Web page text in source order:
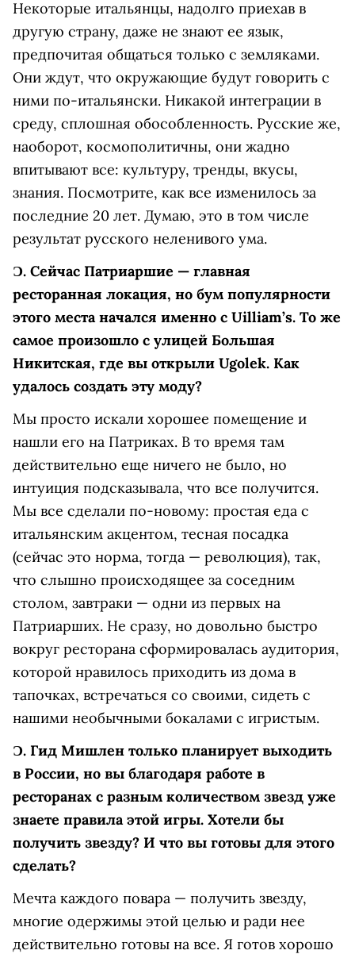
Некоторые итальянцы, надолго приехав в
другую страну, даже не знают ее язык,
предпочитая общаться только с земляками.
Они ждут, что окружающие будут говорить с
ними по-итальянски. Никакой интеграции в
среду, сплошная обособленность. Русские же,
наоборот, космополитичны, они жадно
впитывают все: культуру, тренды, вкусы,
знания. Посмотрите, как все изменилось за
последние 20 лет. Думаю, это в том числе
результат русского неленивого ума.
Ɔ. Сейчас Патриаршие — главная
ресторанная локация, но бум популярности
этого места начался именно с Uilliam’s. То же
самое произошло с улицей Большая
Никитская, где вы открыли Ugolek. Как
удалось создать эту моду?
Мы просто искали хорошее помещение и
нашли его на Патриках. В то время там
действительно еще ничего не было, но
интуиция подсказывала, что все получится.
Мы все сделали по-новому: простая еда с
итальянским акцентом, тесная посадка
(сейчас это норма, тогда — революция), так,
что слышно происходящее за соседним
столом, завтраки — одни из первых на
Патриарших. Не сразу, но довольно быстро
вокруг ресторана сформировалась аудитория,
которой нравилось приходить из дома в
тапочках, встречаться со своими, сидеть с
нашими необычными бокалами с игристым.
Ɔ. Гид Мишлен только планирует выходить
в России, но вы благодаря работе в
ресторанах с разным количеством звезд уже
знаете правила этой игры. Хотели бы
получить звезду? И что вы готовы для этого
сделать?
Мечта каждого повара — получить звезду,
многие одержимы этой целью и ради нее
действительно готовы на все. Я готов хорошо